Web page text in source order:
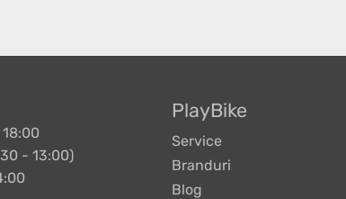
- 13:00)
PlayBike
Service
Branduri
Blog